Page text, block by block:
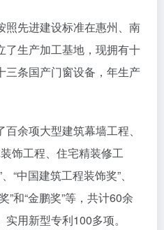
照先进建设标准在惠州、南
了生产加工基地，现拥有十
三条国产门窗设备，年生产
余项大型建筑幕墙工程、
饰工程、住宅精装修工
“中国建筑工程装饰奖”、
”和“金鹏奖”等，共计60余
用新型专利100多项。